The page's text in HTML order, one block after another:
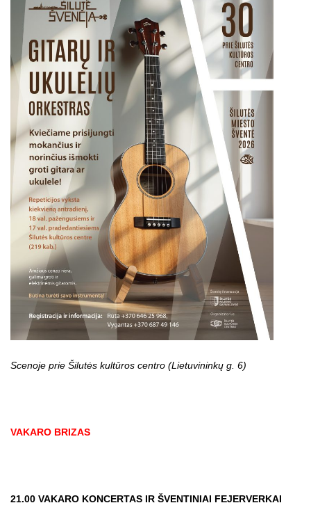
Scenoje prie Šilutės kultūros centro (Lietuvininkų g. 6)
VAKARO BRIZAS
21.00 VAKARO KONCERTAS IR ŠVENTINIAI FEJERVERKAI